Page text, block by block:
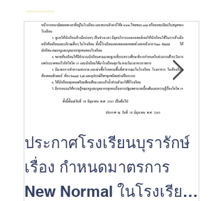
ประกาศโรงเรียนบุรารักษ์
เรื่อง กำหนดมาตรการ
New Normal ในโรงเรียน